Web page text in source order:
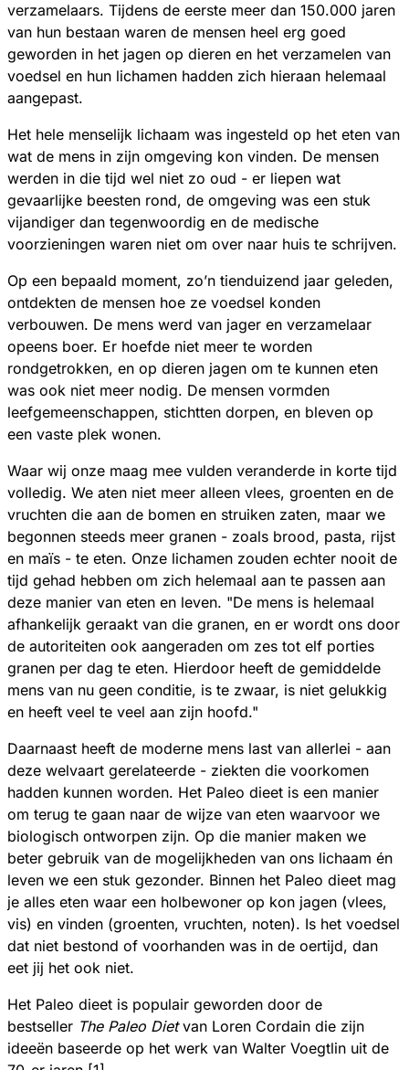
verzamelaars. Tijdens de eerste meer dan 150.000 jaren
van hun bestaan waren de mensen heel erg goed
geworden in het jagen op dieren en het verzamelen van
voedsel en hun lichamen hadden zich hieraan helemaal
aangepast.
Het hele menselijk lichaam was ingesteld op het eten van
wat de mens in zijn omgeving kon vinden. De mensen
werden in die tijd wel niet zo oud - er liepen wat
gevaarlijke beesten rond, de omgeving was een stuk
vijandiger dan tegenwoordig en de medische
voorzieningen waren niet om over naar huis te schrijven.
Op een bepaald moment, zo’n tienduizend jaar geleden,
ontdekten de mensen hoe ze voedsel konden
verbouwen. De mens werd van jager en verzamelaar
opeens boer. Er hoefde niet meer te worden
rondgetrokken, en op dieren jagen om te kunnen eten
was ook niet meer nodig. De mensen vormden
leefgemeenschappen, stichtten dorpen, en bleven op
een vaste plek wonen.
Waar wij onze maag mee vulden veranderde in korte tijd
volledig. We aten niet meer alleen vlees, groenten en de
vruchten die aan de bomen en struiken zaten, maar we
begonnen steeds meer granen - zoals brood, pasta, rijst
en maïs - te eten. Onze lichamen zouden echter nooit de
tijd gehad hebben om zich helemaal aan te passen aan
deze manier van eten en leven. "De mens is helemaal
afhankelijk geraakt van die granen, en er wordt ons door
de autoriteiten ook aangeraden om zes tot elf porties
granen per dag te eten. Hierdoor heeft de gemiddelde
mens van nu geen conditie, is te zwaar, is niet gelukkig
en heeft veel te veel aan zijn hoofd."
Daarnaast heeft de moderne mens last van allerlei - aan
deze welvaart gerelateerde - ziekten die voorkomen
hadden kunnen worden. Het Paleo dieet is een manier
om terug te gaan naar de wijze van eten waarvoor we
biologisch ontworpen zijn. Op die manier maken we
beter gebruik van de mogelijkheden van ons lichaam én
leven we een stuk gezonder. Binnen het Paleo dieet mag
je alles eten waar een holbewoner op kon jagen (vlees,
vis) en vinden (groenten, vruchten, noten). Is het voedsel
dat niet bestond of voorhanden was in de oertijd, dan
eet jij het ook niet.
Het Paleo dieet is populair geworden door de
bestseller The Paleo Dietvan Loren Cordain die zijn
ideeën baseerde op het werk van Walter Voegtlin uit de